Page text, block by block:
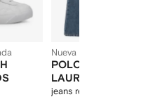
Nueva temporada
POLO RALPH
LAUREN KIDS
jeans rectos con